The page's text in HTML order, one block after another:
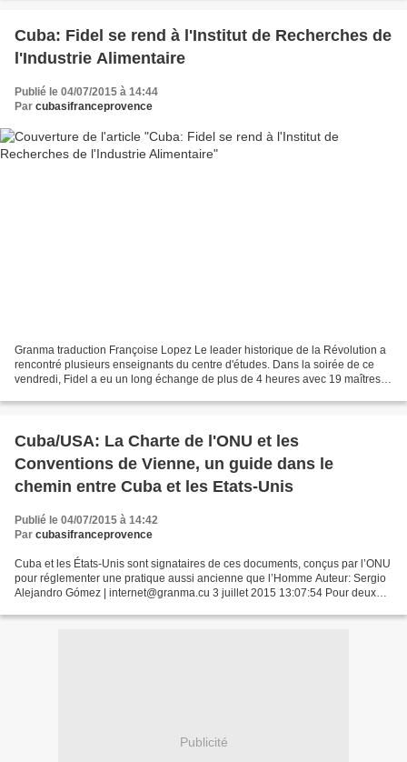
Cuba: Fidel se rend à l'Institut de Recherches de
l'Industrie Alimentaire
Publié le 04/07/2015 à 14:44
Par cubasifranceprovence
Granma traduction Françoise Lopez Le leader historique de la Révolution a
rencontré plusieurs enseignants du centre d'études. Dans la soirée de ce
vendredi, Fidel a eu un long échange de plus de 4 heures avec 19 maîtres
Cuba/USA: La Charte de l'ONU et les
Conventions de Vienne, un guide dans le
chemin entre Cuba et les Etats-Unis
Publié le 04/07/2015 à 14:42
Par cubasifranceprovence
Cuba et les États-Unis sont signataires de ces documents, conçus par l’ONU
pour réglementer une pratique aussi ancienne que l’Homme Auteur: Sergio
Alejandro Gómez | internet@granma.cu 3 juillet 2015 13:07:54 Pour deux
Publicité